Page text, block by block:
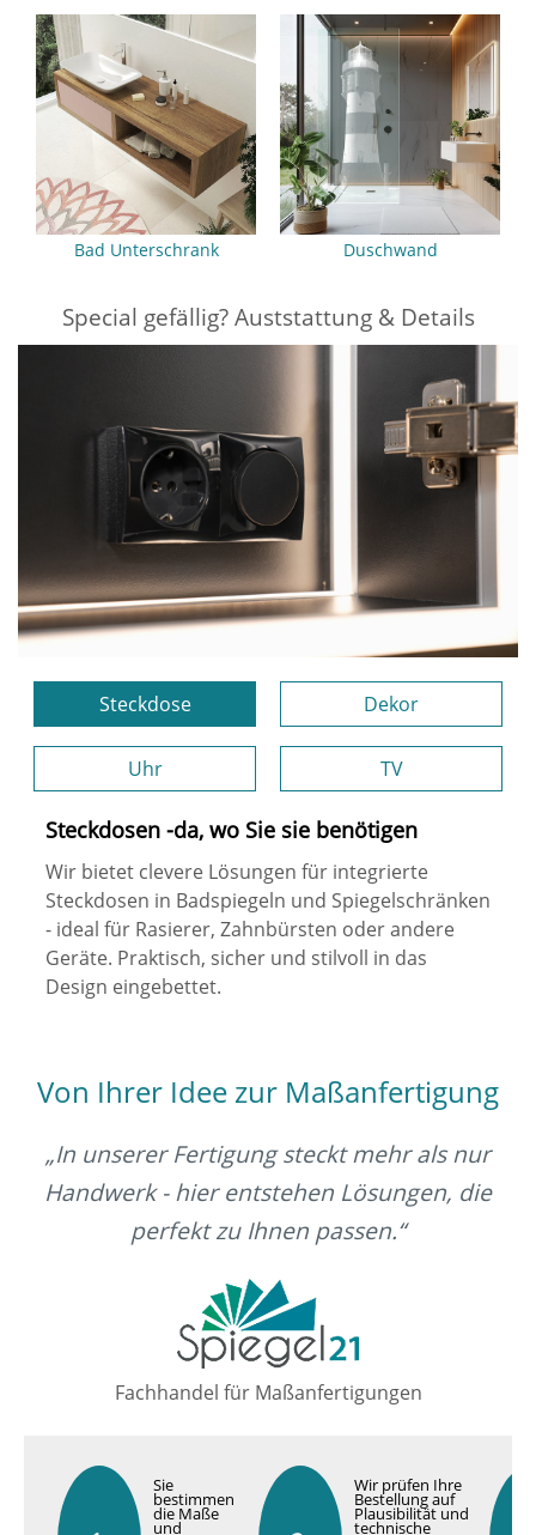
Bad Unterschrank Duschwand
Special gefällig? Auststattung & Details
Steckdose Dekor
Uhr TV
Steckdosen -da, wo Sie sie benötigen
Wir bietet clevere Lösungen für integrierte
Steckdosen in Badspiegeln und Spiegelschränken
- ideal für Rasierer, Zahnbürsten oder andere
Geräte. Praktisch, sicher und stilvoll in das
Design eingebettet.
Von Ihrer Idee zur Maßanfertigung
„In unserer Fertigung steckt mehr als nur
Handwerk - hier entstehen Lösungen, die
perfekt zu Ihnen passen.“
Fachhandel für Maßanfertigungen
Sie
bestimmen
die Maße
und
Wir prüfen Ihre
Bestellung auf
Plausibilität und
technische